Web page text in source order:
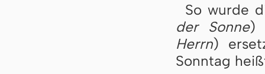
So wurde
der Sonne)
Herrn)
Sonntag